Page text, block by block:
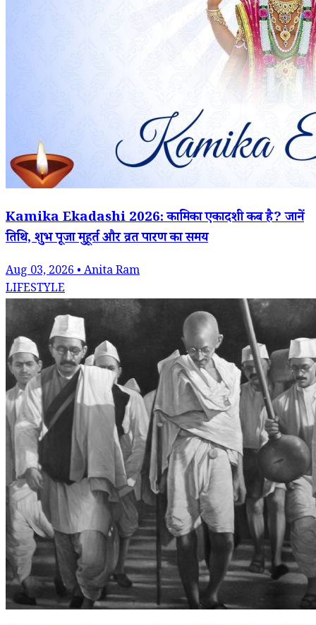
Kamika Ekadashi 2026: कामिका एकादशी कब है? जानें
तिथि, शुभ पूजा मुहूर्त और व्रत पारण का समय
Aug 03, 2026 • Anita Ram
LIFESTYLE